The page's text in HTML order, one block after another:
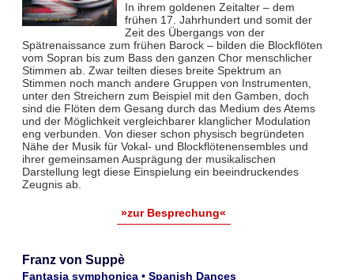
In ihrem goldenen Zeitalter – dem
frühen 17. Jahrhundert und somit der
Zeit des Übergangs von der
Spätrenaissance zum frühen Barock – bilden die Blockflöten
vom Sopran bis zum Bass den ganzen Chor menschlicher
Stimmen ab. Zwar teil­ten dieses breite Spektrum an
Stimmen noch manch andere Gruppen von Instrumenten,
unter den Streichern zum Bei­spiel mit den Gamben, doch
sind die Flöten dem Gesang durch das Medium des Atems
und der Möglichkeit vergleich­barer klanglicher Modulation
eng verbunden. Von dieser schon physisch begründeten
Nähe der Musik für Vokal- und Blockflö­tenensembles und
ihrer gemeinsamen Ausprägung der musikalischen
Darstellung legt diese Einspielung ein beeindruckendes
Zeugnis ab.
»zur Besprechung«
Franz von Suppè
Fantasia symphonica • Spanish Dances